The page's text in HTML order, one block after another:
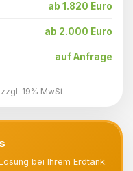
ab 1.820 Euro
ab 2.000 Euro
auf Anfrage
19% MwSt.
bei Ihrem Erdtank.